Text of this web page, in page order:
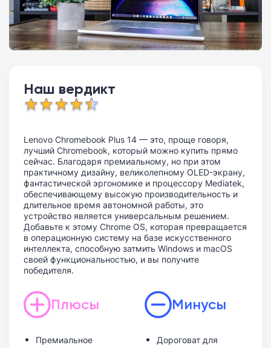
Наш вердикт
Lenovo Chromebook Plus 14 — это, проще говоря,
лучший Chromebook, который можно купить прямо
сейчас. Благодаря премиальному, но при этом
практичному дизайну, великолепному OLED-экрану,
фантастической эргономике и процессору Mediatek,
обеспечивающему высокую производительность и
длительное время автономной работы, это
устройство является универсальным решением.
Добавьте к этому Chrome OS, которая превращается
в операционную систему на базе искусственного
интеллекта, способную затмить Windows и macOS
своей функциональностью, и вы получите
победителя.
Плюсы
Премиальное
Минусы
Дороговат для